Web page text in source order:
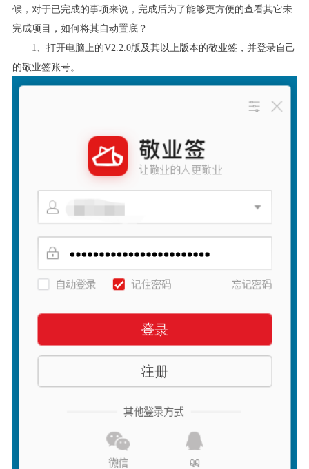
候，对于已完成的事项来说，完成后为了能够更方便的查看其它未
完成项目，如何将其自动置底？
1、打开电脑上的V2.2.0版及其以上版本的敬业签，并登录自己
的敬业签账号。